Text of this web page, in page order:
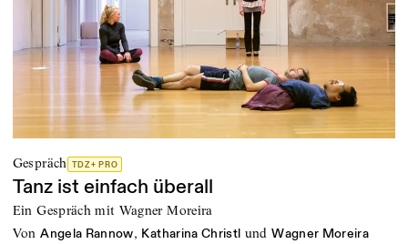
Gespräch TDZ+ PRO
Tanz ist einfach überall
Ein Gespräch mit Wagner Moreira
von Angela Rannow, Katharina Christl und Wagner Moreira